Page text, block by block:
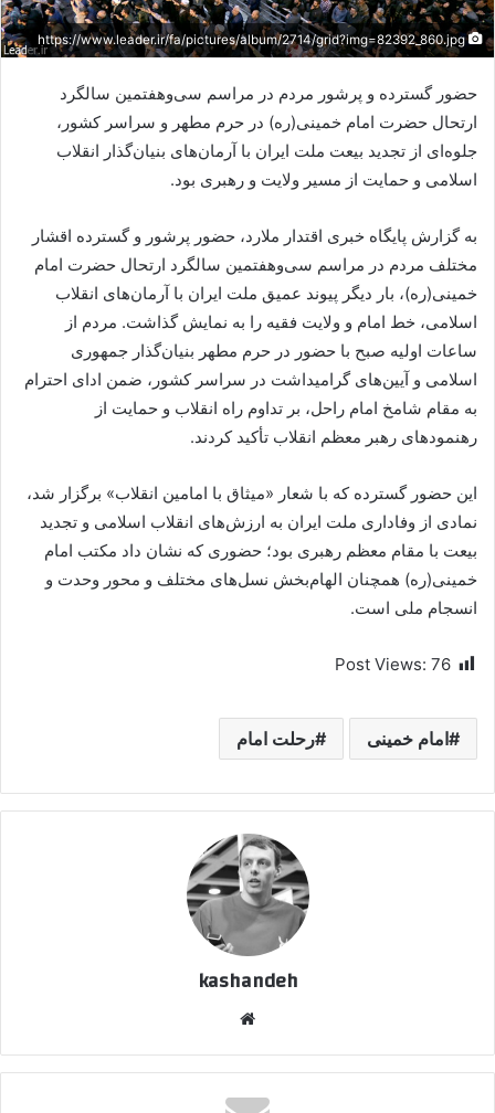
https://www.leader.ir/fa/pictures/album/2714/grid?img=82392_860.jpg
حضور گسترده و پرشور مردم در مراسم سی‌وهفتمین سالگرد
ارتحال حضرت امام خمینی(ره) در حرم مطهر و سراسر کشور،
جلوه‌ای از تجدید بیعت ملت ایران با آرمان‌های بنیان‌گذار انقلاب
اسلامی و حمایت از مسیر ولایت و رهبری بود.
به گزارش پایگاه خبری اقتدار ملارد، حضور پرشور و گسترده اقشار
مختلف مردم در مراسم سی‌وهفتمین سالگرد ارتحال حضرت امام
خمینی(ره)، بار دیگر پیوند عمیق ملت ایران با آرمان‌های انقلاب
اسلامی، خط امام و ولایت فقیه را به نمایش گذاشت. مردم از
ساعات اولیه صبح با حضور در حرم مطهر بنیان‌گذار جمهوری
اسلامی و آیین‌های گرامیداشت در سراسر کشور، ضمن ادای احترام
به مقام شامخ امام راحل، بر تداوم راه انقلاب و حمایت از
رهنمودهای رهبر معظم انقلاب تأکید کردند.
این حضور گسترده که با شعار «میثاق با امامین انقلاب» برگزار شد،
نمادی از وفاداری ملت ایران به ارزش‌های انقلاب اسلامی و تجدید
بیعت با مقام معظم رهبری بود؛ حضوری که نشان داد مکتب امام
خمینی(ره) همچنان الهام‌بخش نسل‌های مختلف و محور وحدت و
انسجام ملی است.
Post Views: 76
امام خمینی رحلت امام
kashandeh